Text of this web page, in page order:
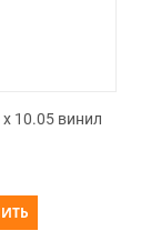
10.05 винил